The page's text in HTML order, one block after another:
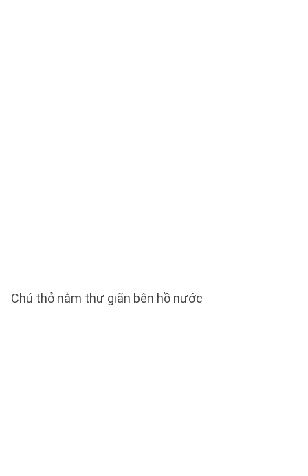
Chú thỏ nằm thư giãn bên hồ nước